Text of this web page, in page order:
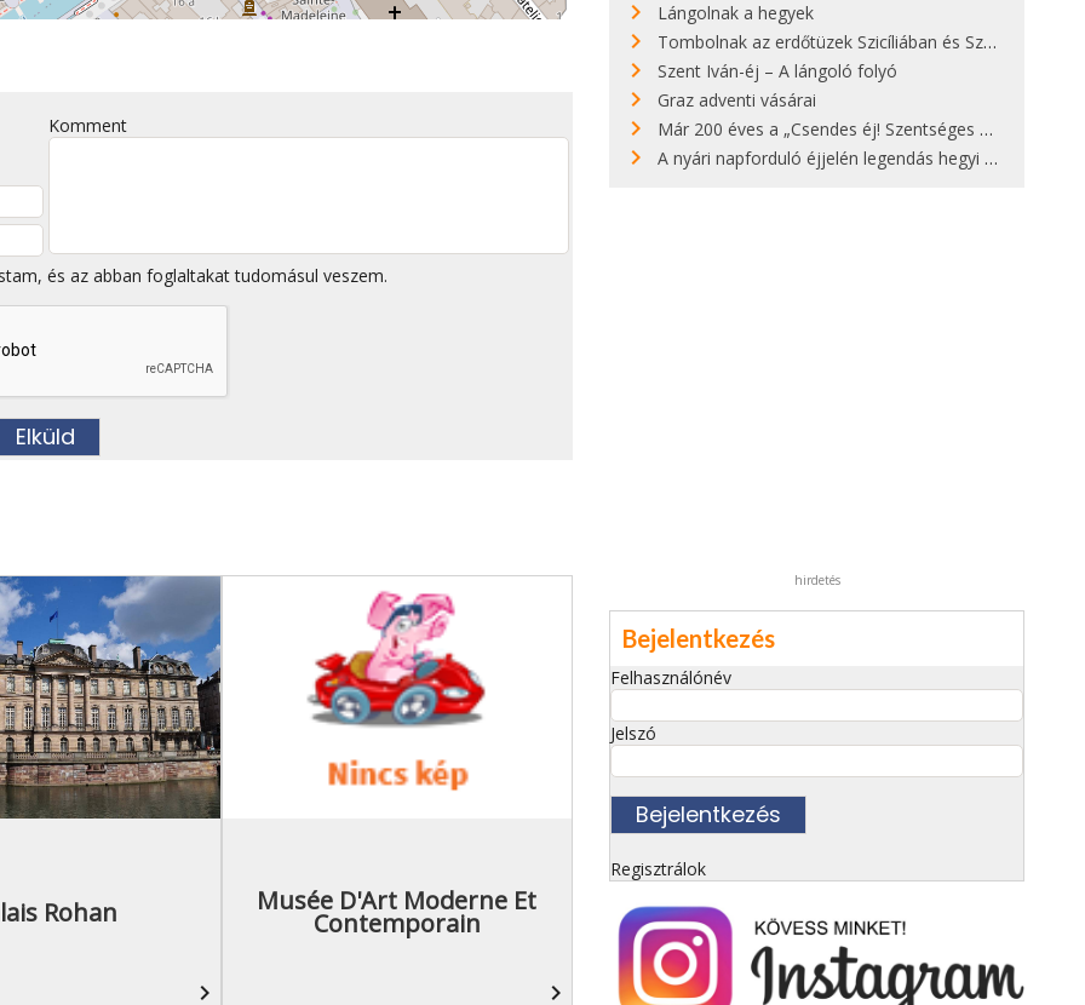
Komment
és az abban foglaltakat tudomásul veszem.
Rohan
navigate_next
Musée D'Art Moderne Et
Contemporain
navigate_next
Lángolnak a hegyek
Tombolnak az erdőtüzek Szicíliában és Szardínián
Szent Iván-éj – A lángoló folyó
Graz adventi vásárai
Már 200 éves a „Csendes éj! Szentséges éj!”
A nyári napforduló éjjelén legendás hegyi tüzek világítják meg Zugspitzét
hirdetés
Bejelentkezés
Felhasználónév
Jelszó
Regisztrálok